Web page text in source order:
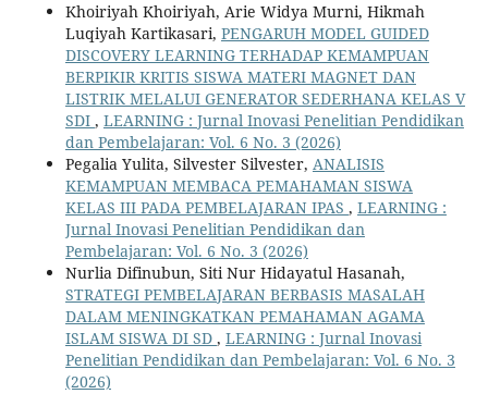
Khoiriyah Khoiriyah, Arie Widya Murni, Hikmah
Luqiyah Kartikasari, PENGARUH MODEL GUIDED
DISCOVERY LEARNING TERHADAP KEMAMPUAN
BERPIKIR KRITIS SISWA MATERI MAGNET DAN
LISTRIK MELALUI GENERATOR SEDERHANA KELAS V
SDI , LEARNING : Jurnal Inovasi Penelitian Pendidikan
dan Pembelajaran: Vol. 6 No. 3 (2026)
Pegalia Yulita, Silvester Silvester, ANALISIS
KEMAMPUAN MEMBACA PEMAHAMAN SISWA
KELAS III PADA PEMBELAJARAN IPAS , LEARNING :
Jurnal Inovasi Penelitian Pendidikan dan
Pembelajaran: Vol. 6 No. 3 (2026)
Nurlia Difinubun, Siti Nur Hidayatul Hasanah,
STRATEGI PEMBELAJARAN BERBASIS MASALAH
DALAM MENINGKATKAN PEMAHAMAN AGAMA
ISLAM SISWA DI SD , LEARNING : Jurnal Inovasi
Penelitian Pendidikan dan Pembelajaran: Vol. 6 No. 3
(2026)